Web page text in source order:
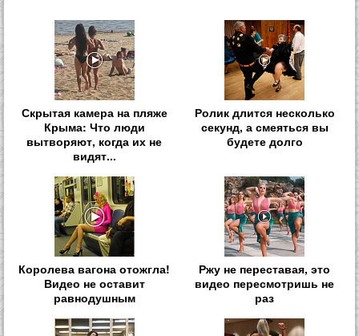
Скрытая камера на пляже
Крыма: Что люди
вытворяют, когда их не
видят...
Ролик длится несколько
секунд, а смеяться вы
будете долго
Королева вагона отожгла!
Видео не оставит
равнодушным
Ржу не переставая, это
видео пересмотришь не
раз